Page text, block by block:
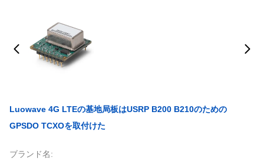
Luowave 4G LTEの基地局板はUSRP B200 B210のための
GPSDO TCXOを取付けた
ブランド名: